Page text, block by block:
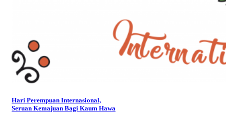
Hari Perempuan Internasional,
Seruan Kemajuan Bagi Kaum Hawa